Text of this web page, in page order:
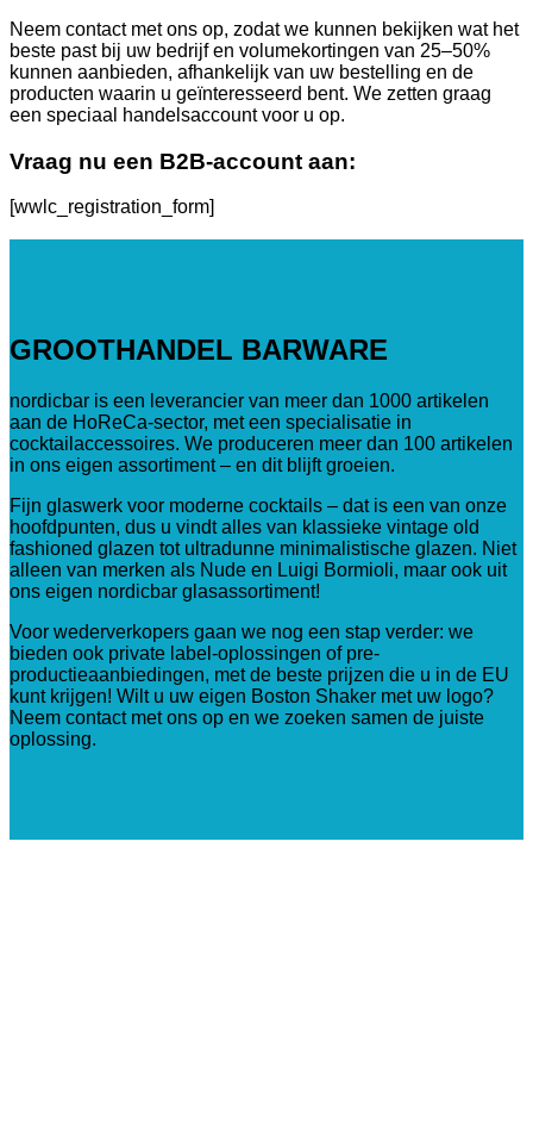
Neem contact met ons op, zodat we kunnen bekijken wat het
beste past bij uw bedrijf en volumekortingen van 25–50%
kunnen aanbieden, afhankelijk van uw bestelling en de
producten waarin u geïnteresseerd bent. We zetten graag
een speciaal handelsaccount voor u op.
Vraag nu een B2B-account aan:
[wwlc_registration_form]
GROOTHANDEL BARWARE
nordicbar is een leverancier van meer dan 1000 artikelen
aan de HoReCa-sector, met een specialisatie in
cocktailaccessoires. We produceren meer dan 100 artikelen
in ons eigen assortiment – en dit blijft groeien.
Fijn glaswerk voor moderne cocktails – dat is een van onze
hoofdpunten, dus u vindt alles van klassieke vintage old
fashioned glazen tot ultradunne minimalistische glazen. Niet
alleen van merken als Nude en Luigi Bormioli, maar ook uit
ons eigen nordicbar glasassortiment!
Voor wederverkopers gaan we nog een stap verder: we
bieden ook private label-oplossingen of pre-
productieaanbiedingen, met de beste prijzen die u in de EU
kunt krijgen! Wilt u uw eigen Boston Shaker met uw logo?
Neem contact met ons op en we zoeken samen de juiste
oplossing.